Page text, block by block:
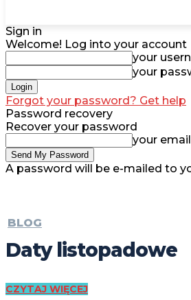
Sign in
Welcome! Log into your account
your
your
Forgot your password? Get help
Password recovery
Recover your password
your email
A password will be e-mailed to
BLOG
Daty listopadowe
CZYTAJ WIĘCEJ